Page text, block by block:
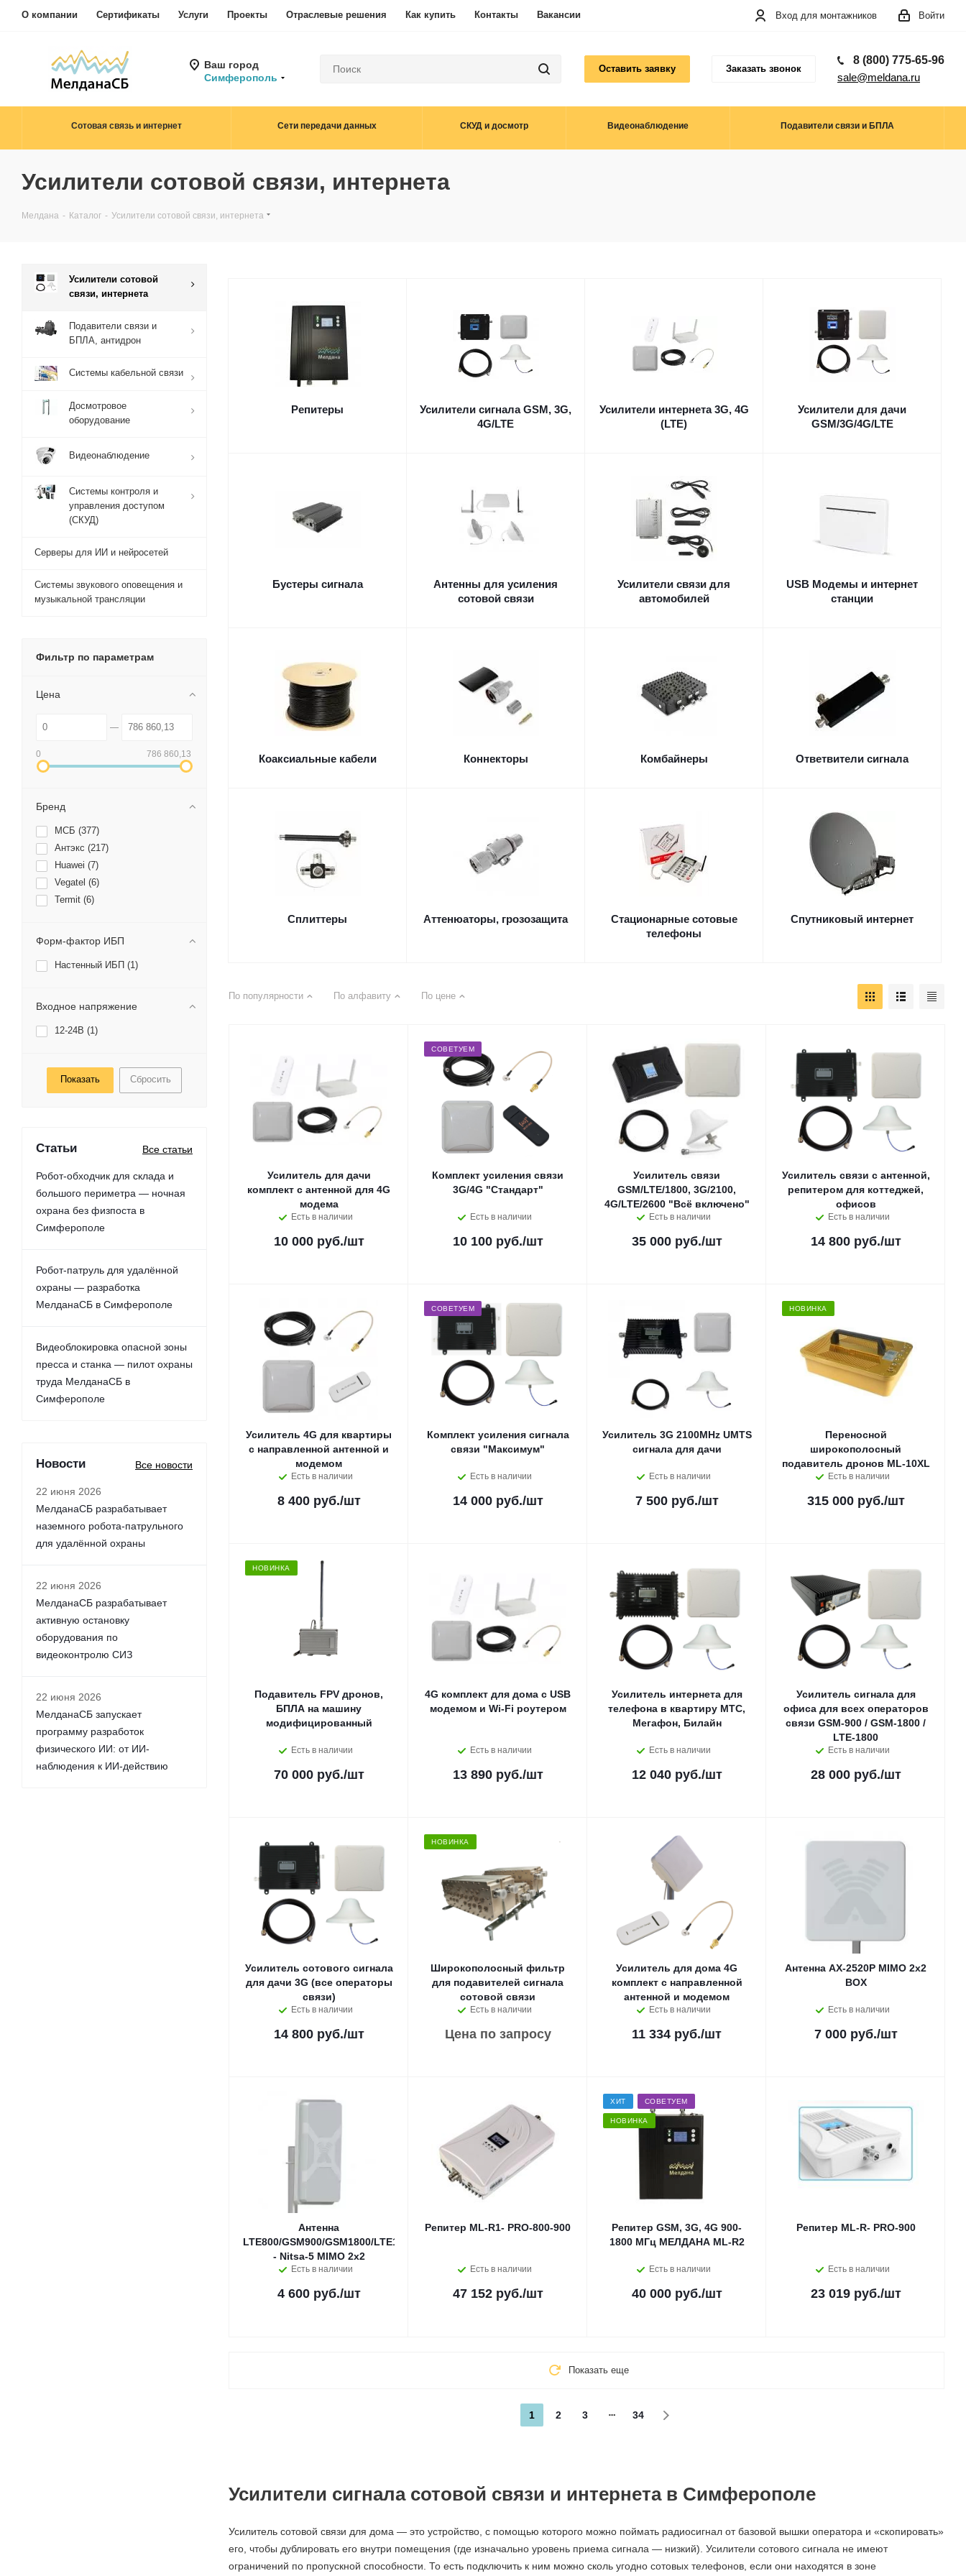
О компании Сертификаты Услуги Проекты Отраслевые решения Как купить Контакты Вакансии Войти
Вход для монтажников
Ваш город
Симферополь
Оставить заявку Заказать звонок
8 (800) 775-65-96
sale@meldana.ru
Сотовая связь и интернет Сети передачи данных СКУД и досмотр Видеонаблюдение Подавители связи и БПЛА
Усилители сотовой связи, интернета
Мелдана - Каталог - Усилители сотовой связи, интернета
Репитеры
Усилители сигнала GSM, 3G,
4G/LTE
Усилители интернета 3G, 4G
(LTE)
Усилители для дачи
GSM/3G/4G/LTE
Бустеры сигнала
Антенны для усиления
сотовой связи
Усилители связи для
автомобилей
USB Модемы и интернет
станции
Коаксиальные кабели Коннекторы Комбайнеры Ответвители сигнала
Сплиттеры Аттенюаторы, грозозащита
Стационарные сотовые
телефоны
Спутниковый интернет
По популярности По алфавиту По цене
Усилитель для дачи
комплект с антенной для 4G
модема
Есть в наличии
10 000 руб./шт
СОВЕТУЕМ
Комплект усиления связи
3G/4G "Стандарт"
Есть в наличии
10 100 руб./шт
Усилитель связи
GSM/LTE/1800, 3G/2100,
4G/LTE/2600 "Всё включено"
Есть в наличии
35 000 руб./шт
Усилитель связи с антенной,
репитером для коттеджей,
офисов
Есть в наличии
14 800 руб./шт
Усилитель 4G для квартиры
с направленной антенной и
модемом
Есть в наличии
8 400 руб./шт
СОВЕТУЕМ
Комплект усиления сигнала
связи "Максимум"
Есть в наличии
14 000 руб./шт
Усилитель 3G 2100MHz UMTS
сигнала для дачи
Есть в наличии
7 500 руб./шт
НОВИНКА
Переносной
широкополосный
подавитель дронов ML-10XL
Есть в наличии
315 000 руб./шт
НОВИНКА
Подавитель FPV дронов,
БПЛА на машину
модифицированный
Есть в наличии
70 000 руб./шт
4G комплект для дома с USB
модемом и Wi-Fi роутером
Есть в наличии
13 890 руб./шт
Усилитель интернета для
телефона в квартиру МТС,
Мегафон, Билайн
Есть в наличии
12 040 руб./шт
Усилитель сигнала для
офиса для всех операторов
связи GSM-900 / GSM-1800 /
LTE-1800
Есть в наличии
28 000 руб./шт
Усилитель сотового сигнала
для дачи 3G (все операторы
связи)
Есть в наличии
14 800 руб./шт
НОВИНКА
Широкополосный фильтр
для подавителей сигнала
сотовой связи
Есть в наличии
Цена по запросу
Усилитель для дома 4G
комплект с направленной
антенной и модемом
Есть в наличии
11 334 руб./шт
Антенна AX-2520P MIMO 2x2
BOX
Есть в наличии
7 000 руб./шт
Антенна
LTE800/GSM900/GSM1800/LTE1800/UMTS900/UMTS2100/WiFi/LTE2600
- Nitsa-5 MIMO 2x2
Есть в наличии
4 600 руб./шт
Репитер ML-R1- PRO-800-900
Есть в наличии
47 152 руб./шт
ХИТ СОВЕТУЕМ
НОВИНКА
Репитер GSM, 3G, 4G 900-
1800 МГц МЕЛДАНА ML-R2
Есть в наличии
40 000 руб./шт
Репитер ML-R- PRO-900
Есть в наличии
23 019 руб./шт
Показать еще
1 2 3 34
Усилители сигнала сотовой связи и интернета в Симферополе
Усилитель сотовой связи для дома — это устройство, с помощью которого можно поймать радиосигнал от базовой вышки оператора и «скопировать»
его, чтобы дублировать его внутри помещения (где изначально уровень приема сигнала — низкий). Усилители сотового сигнала не имеют
ограничений по пропускной способности. То есть подключить к ним можно сколь угодно сотовых телефонов, если они находятся в зоне
Усилители сотовой
связи, интернета
Подавители связи и
БПЛА, антидрон
Системы кабельной связи
Досмотровое
оборудование
Видеонаблюдение
Системы контроля и
управления доступом
(СКУД)
Серверы для ИИ и нейросетей
Системы звукового оповещения и
музыкальной трансляции
Фильтр по параметрам
Цена
0 786 860,13
Бренд
МСБ (377)
Антэкс (217)
Huawei (7)
Vegatel (6)
Termit (6)
Форм-фактор ИБП
Настенный ИБП (1)
Входное напряжение
12-24В (1)
Сбросить
Статьи Все статьи
Робот-обходчик для склада и
большого периметра — ночная
охрана без физпоста в
Симферополе
Робот-патруль для удалённой
охраны — разработка
МелданаСБ в Симферополе
Видеоблокировка опасной зоны
пресса и станка — пилот охраны
труда МелданаСБ в
Симферополе
Новости Все новости
22 июня 2026
МелданаСБ разрабатывает
наземного робота-патрульного
для удалённой охраны
22 июня 2026
МелданаСБ разрабатывает
активную остановку
оборудования по
видеоконтролю СИЗ
22 июня 2026
МелданаСБ запускает
программу разработок
физического ИИ: от ИИ-
наблюдения к ИИ-действию